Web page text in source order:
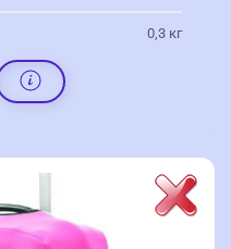
0,3 кг